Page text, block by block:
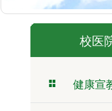
校医
健康宣